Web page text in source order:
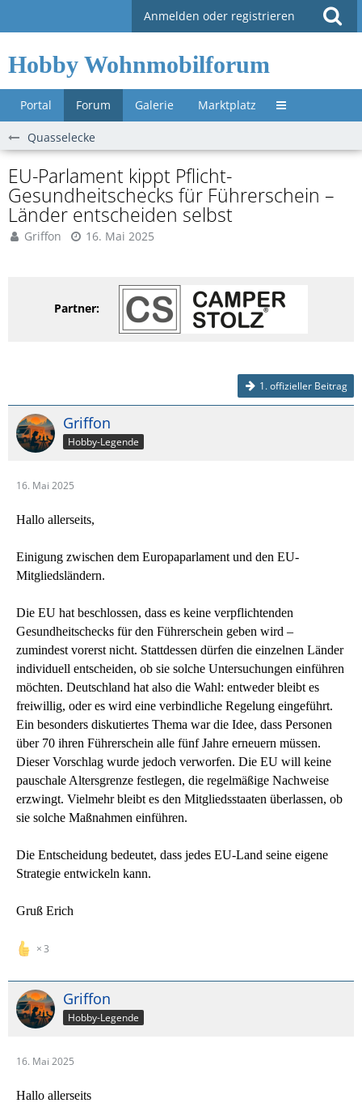
Anmelden oder registrieren
Hobby Wohnmobilforum
Portal Forum Galerie Marktplatz Untermenü »
Quasselecke
EU-Parlament kippt Pflicht-
Gesundheitschecks für Führerschein –
Länder entscheiden selbst
Griffon 16. Mai 2025
Partner:
1. offizieller Beitrag
Griffon
Hobby-Legende
16. Mai 2025
Hallo allerseits,
Einigung zwischen dem Europaparlament und den EU-
Mitgliedsländern.
Die EU hat beschlossen, dass es keine verpflichtenden
Gesundheitschecks für den Führerschein geben wird –
zumindest vorerst nicht. Stattdessen dürfen die einzelnen Länder
individuell entscheiden, ob sie solche Untersuchungen einführen
möchten. Deutschland hat also die Wahl: entweder bleibt es
freiwillig, oder es wird eine verbindliche Regelung eingeführt.
Ein besonders diskutiertes Thema war die Idee, dass Personen
über 70 ihren Führerschein alle fünf Jahre erneuern müssen.
Dieser Vorschlag wurde jedoch verworfen. Die EU will keine
pauschale Altersgrenze festlegen, die regelmäßige Nachweise
erzwingt. Vielmehr bleibt es den Mitgliedsstaaten überlassen, ob
sie solche Maßnahmen einführen.
Die Entscheidung bedeutet, dass jedes EU-Land seine eigene
Strategie entwickeln kann.
Gruß Erich
3
Griffon
Hobby-Legende
16. Mai 2025
Hallo allerseits